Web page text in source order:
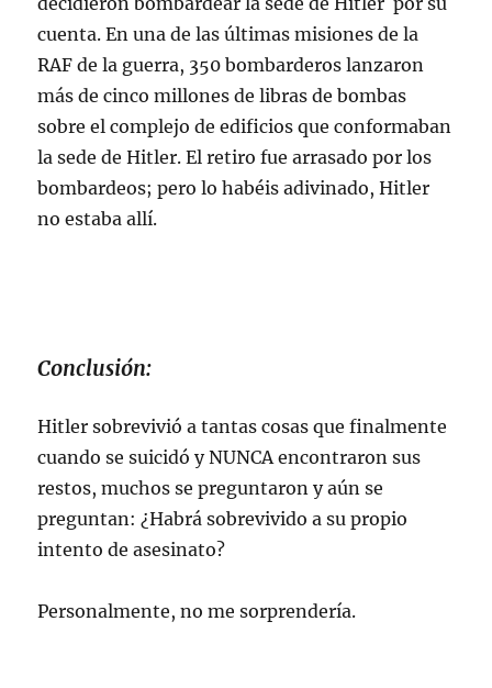
cuenta. En una de las últimas misiones de la
RAF de la guerra, 350 bombarderos lanzaron
más de cinco millones de libras de bombas
sobre el complejo de edificios que conformaban
la sede de Hitler. El retiro fue arrasado por los
bombardeos; pero lo habéis adivinado, Hitler
no estaba allí.
Conclusión:
Hitler sobrevivió a tantas cosas que finalmente
cuando se suicidó y NUNCA encontraron sus
restos, muchos se preguntaron y aún se
preguntan: ¿Habrá sobrevivido a su propio
intento de asesinato?
Personalmente, no me sorprendería.